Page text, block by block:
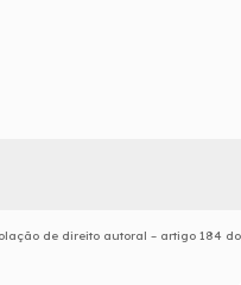
de direito autoral – artigo 184 do